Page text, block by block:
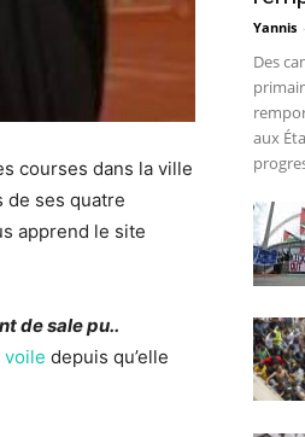
courses dans la ville
de ses quatre
apprend le site
de sale pu..
voile depuis qu’elle
Yannis -
Des
aux